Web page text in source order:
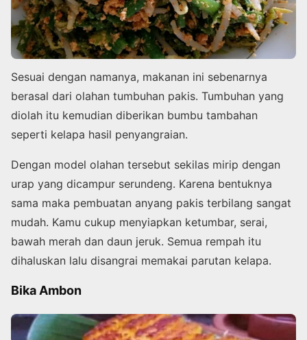
Sesuai dengan namanya, makanan ini sebenarnya
berasal dari olahan tumbuhan pakis. Tumbuhan yang
diolah itu kemudian diberikan bumbu tambahan
seperti kelapa hasil penyangraian.
Dengan model olahan tersebut sekilas mirip dengan
urap yang dicampur serundeng. Karena bentuknya
sama maka pembuatan anyang pakis terbilang sangat
mudah. Kamu cukup menyiapkan ketumbar, serai,
bawah merah dan daun jeruk. Semua rempah itu
dihaluskan lalu disangrai memakai parutan kelapa.
Bika Ambon